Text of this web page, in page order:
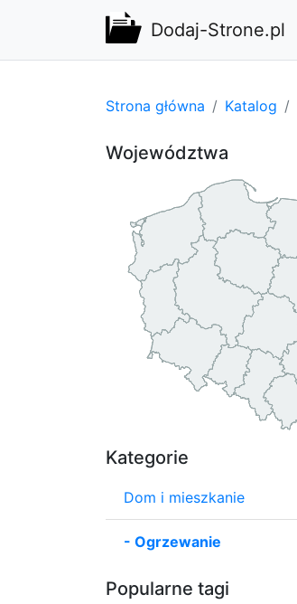
Dodaj-Strone.pl
Strona główna Katalog
Województwa
Kategorie
Dom i mieszkanie
- Ogrzewanie
Popularne tagi